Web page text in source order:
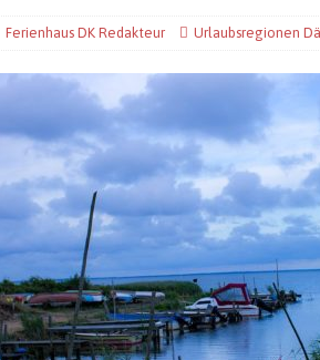
Ferienhaus DK Redakteur Urlaubsregionen